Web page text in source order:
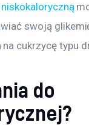
swoją
cukrzycę typu
do